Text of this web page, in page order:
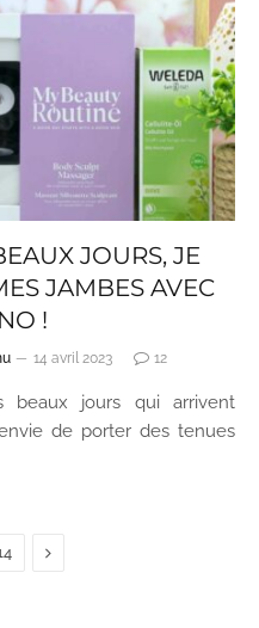
JOURS, JE
JAMBES AVEC
!
14 avril 2023 12
beaux jours qui arrivent
de porter des tenues
Next